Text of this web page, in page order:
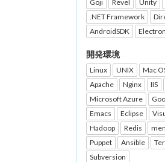
Goji
Revel Unity
.NET Framework
AndroidSDK
Electron
開発環境
Linux UNIX Mac
Apache
Nginx IIS
Microsoft Azure
Emacs
Eclipse
Hadoop
Redis
Puppet
Ansible
Subversion